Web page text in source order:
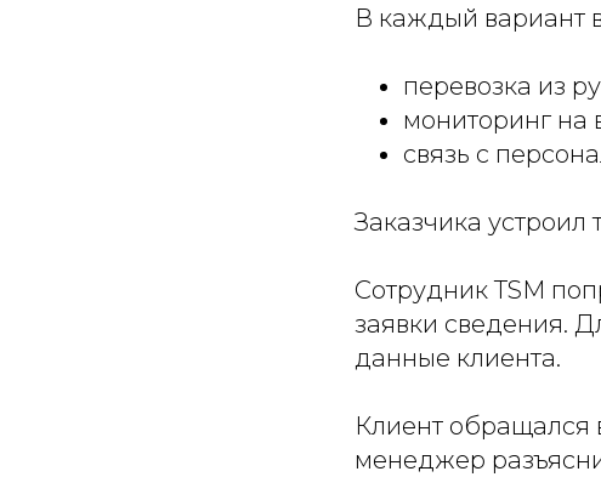
В каждый вариант
перевозка из
мониторинг на
связь с
Заказчика устроил
Сотрудник TSM
заявки сведения.
данные клиента.
Клиент обращался
менеджер